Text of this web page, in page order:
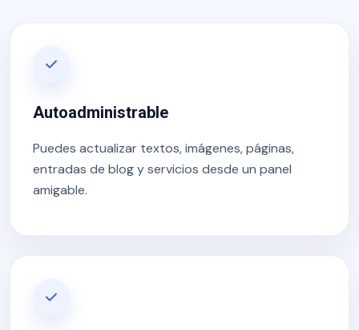
Autoadministrable
Puedes actualizar textos, imágenes, páginas,
entradas de blog y servicios desde un panel
amigable.